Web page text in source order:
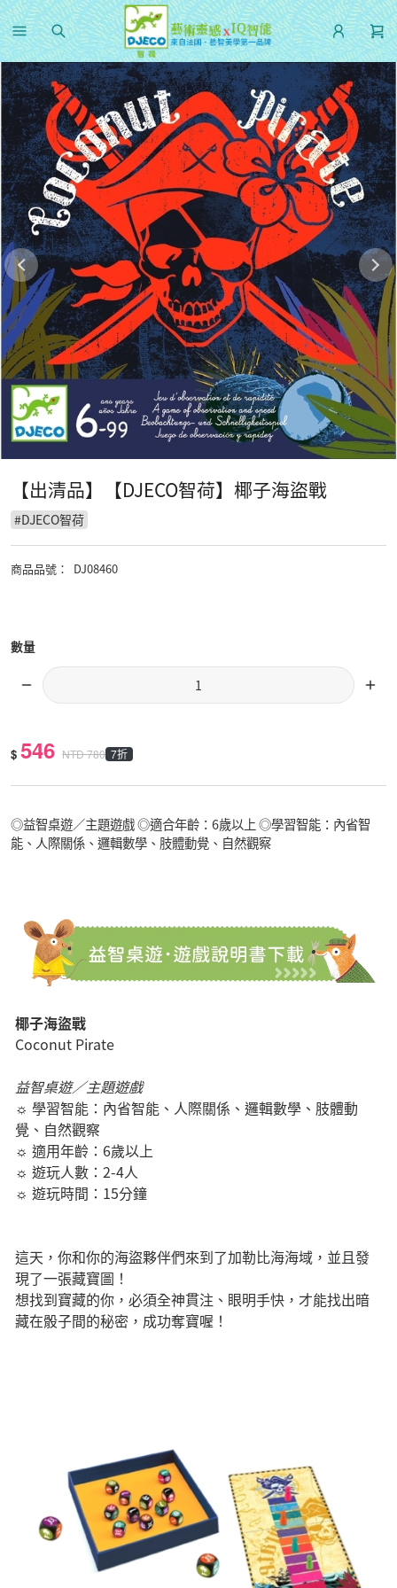
【出清品】【DJECO智荷】椰子海盜戰
#DJECO智荷
商品品號 ： DJ08460
數量
$ 546 NTD780 7折
◎益智桌遊／主題遊戲 ◎適合年齡：6歲以上 ◎學習智能：內省智
能、人際關係、邏輯數學、肢體動覺、自然觀察
椰子海盜戰
Coconut Pirate
益智桌遊／主題遊戲
☼ 學習智能：內省智能、人際關係、邏輯數學、肢體動
覺、自然觀察
☼ 適用年齡：6歲以上
☼ 遊玩人數：2-4人
☼ 遊玩時間：15分鐘
這天，你和你的海盜夥伴們來到了加勒比海海域，並且發
現了一張藏寶圖！
想找到寶藏的你，必須全神貫注、眼明手快，才能找出暗
藏在骰子間的秘密，成功奪寶喔！